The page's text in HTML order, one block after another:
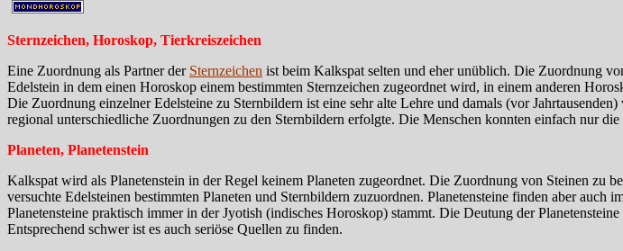
Sternzeichen, Horoskop, Tierkreiszeichen
Eine Zuordnung als Partner der Sternzeichen ist beim Kalkspat selten und eher unüblich. Die Zuordnung
Edelstein in dem einen Horoskop einem bestimmten Sternzeichen zugeordnet wird, in einem anderen
Die Zuordnung einzelner Edelsteine zu Sternbildern ist eine sehr alte Lehre und damals (vor
regional unterschiedliche Zuordnungen zu den Sternbildern erfolgte. Die Menschen konnten einfach nur
Planeten, Planetenstein
Kalkspat wird als Planetenstein in der Regel keinem Planeten zugeordnet. Die Zuordnung von Steinen zu
versuchte Edelsteinen bestimmten Planeten und Sternbildern zuzuordnen. Planetensteine finden aber
Planetensteine praktisch immer in der Jyotish (indisches Horoskop) stammt. Die Deutung der
Entsprechend schwer ist es auch seriöse Quellen zu finden.